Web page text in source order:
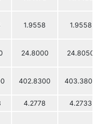
1.9558 1.9558
24.8000 24.8050
402.8300 403.3800
4.2778 4.2733